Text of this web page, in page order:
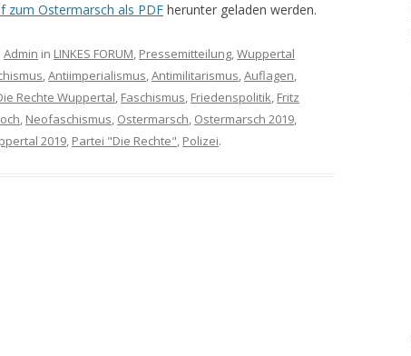
zum Ostermarsch als PDF herunter geladen werden.
Admin in LINKES FORUM, Pressemitteilung,Wuppertal
,Antiimperialismus,Antimilitarismus,Auflagen,
Rechte Wuppertal, Faschismus, Friedenspolitik, Fritz
, Neofaschismus, Ostermarsch, Ostermarsch 2019,
2019, Partei "Die Rechte", Polizei.